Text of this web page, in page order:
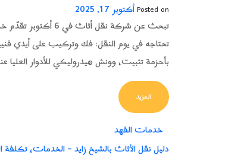
Posted onأكتوبر 17, 2025
تبحث عن شركة نقل
تحتاجه في يوم النقل: فك وتركيب على أيدي
بأحزمة تثبيت، وونش هيدروليكي للأدوار
المزيدFROM دليل نقل الأثاث في 6 أكتوبر – الخدمات، تكلفة النقل، والونش للأدوار العليا
خدمات الفهد
دليل نقل الأثاث بالشيخ زايد – الخدمات، تكلفة